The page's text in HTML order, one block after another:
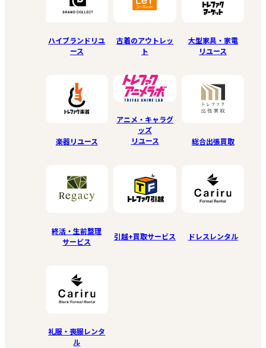
ハイブランドリユ
ース
古着のアウトレッ
ト
大型家具・家電
リユース
楽器リユース
アニメ・キャラグ
ッズ
リユース
総合出張買取
終活・生前整理
サービス
引越+買取サービス ドレスレンタル
礼服・喪服レンタ
ル